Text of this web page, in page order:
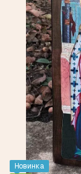
Новинка